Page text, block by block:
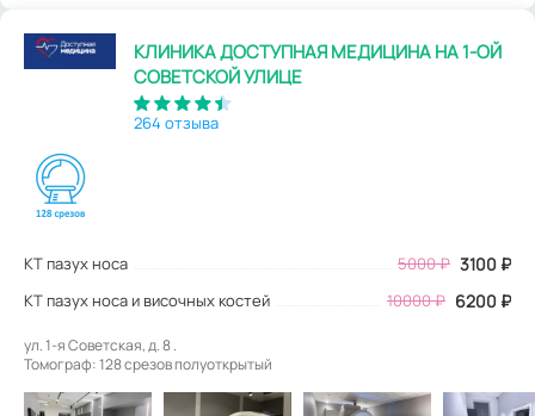
КЛИНИКА ДОСТУПНАЯ МЕДИЦИНА НА 1-ОЙ
СОВЕТСКОЙ УЛИЦЕ
264 отзыва
КТ пазух носа 5000₽ 3100 ₽
КТ пазух носа и височных костей 10000 ₽ 6200 ₽
ул. 1-я Советская, д. 8 .
Томограф: 128 срезов полуоткрытый